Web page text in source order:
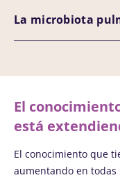
La microbiota
El
está
El conocimiento que
aumentando en